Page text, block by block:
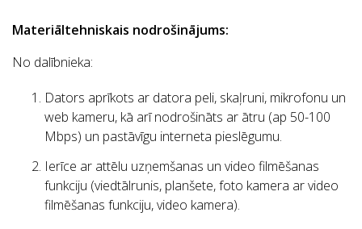
Materiāltehniskais nodrošinājums:
No dalībnieka:
Dators aprīkots ar datora peli, skaļruni, mikrofonu un
web kameru, kā arī nodrošināts ar ātru (ap 50-100
Mbps) un pastāvīgu interneta pieslēgumu.
Ierīce ar attēlu uzņemšanas un video filmēšanas
funkciju (viedtālrunis, planšete, foto kamera ar video
filmēšanas funkciju, video kamera).